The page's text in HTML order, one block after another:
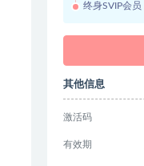
终身SVIP会员
其他信息
激活码
有效期